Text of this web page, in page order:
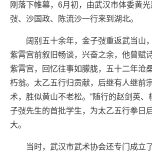
刚落下帷幕，6月初，由武汉市体委黄
弢、沙国政、陈流沙一行来到湖北。
阔别五十余年，金子弢重返武当山
紫霄宫前叙旧畅谈，兴奋之余，他曾赋
紫霄宫，回忆往事如朦胧，五十二年沧
朽翁。太乙五行归贡献，后继有人继前
术，胜似黄山不老松。”随行的赵剑英、
子弢先生的首批学生，为太乙五行拳日
大。
当时，武汉市武术协会还专门成立